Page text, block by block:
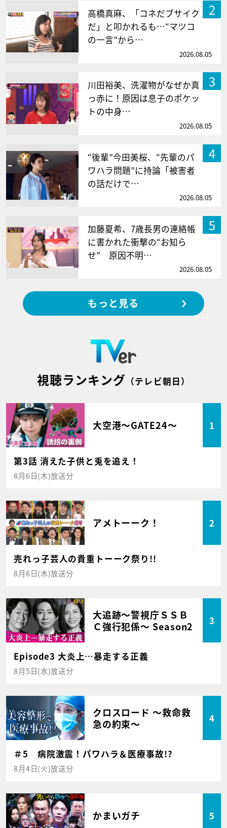
2
高橋真麻、「コネだブサイク
だ」と叩かれるも…“マツコ
の一言”から…
2026.08.05
3
川田裕美、洗濯物がなぜか真
っ赤に！原因は息子のポケッ
トの中身…
2026.08.05
4
“後輩”今田美桜、“先輩のパ
ワハラ問題”に持論「被害者
の話だけで…
2026.08.05
5
加藤夏希、7歳長男の連絡帳
に書かれた衝撃の“お知ら
せ” 原因不明…
2026.08.05
もっと見る
視聴ランキング （テレビ朝日）
大空港～GATE24～ 1
第3話 消えた子供と兎を追え！
8月6日(木)放送分
アメトーーク！ 2
売れっ子芸人の貴重トーーク祭り!!
8月6日(木)放送分
大追跡～警視庁ＳＳＢ
Ｃ強行犯係～ Season2
3
Episode3 大炎上…暴走する正義
8月5日(水)放送分
クロスロード ～救命救
急の約束～
4
＃5 病院激震！パワハラ＆医療事故!?
8月4日(火)放送分
かまいガチ 5